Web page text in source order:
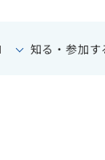
知る・参加す